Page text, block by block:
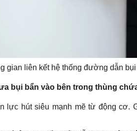
gian liên kết hệ thống đường dẫn
bụi bẩn vào bên trong thùng
lực hút siêu mạnh mẽ từ động cơ.